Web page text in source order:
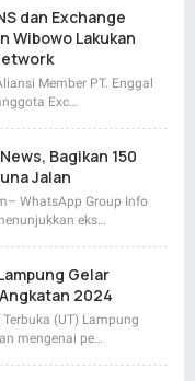
dan Exchange
Wibowo Lakukan
Member PT. Enggal
Exc…
Bagikan 150
Jalan
WhatsApp Group Info
eks…
Gelar
2024
(UT) Lampung
mengenai pe…